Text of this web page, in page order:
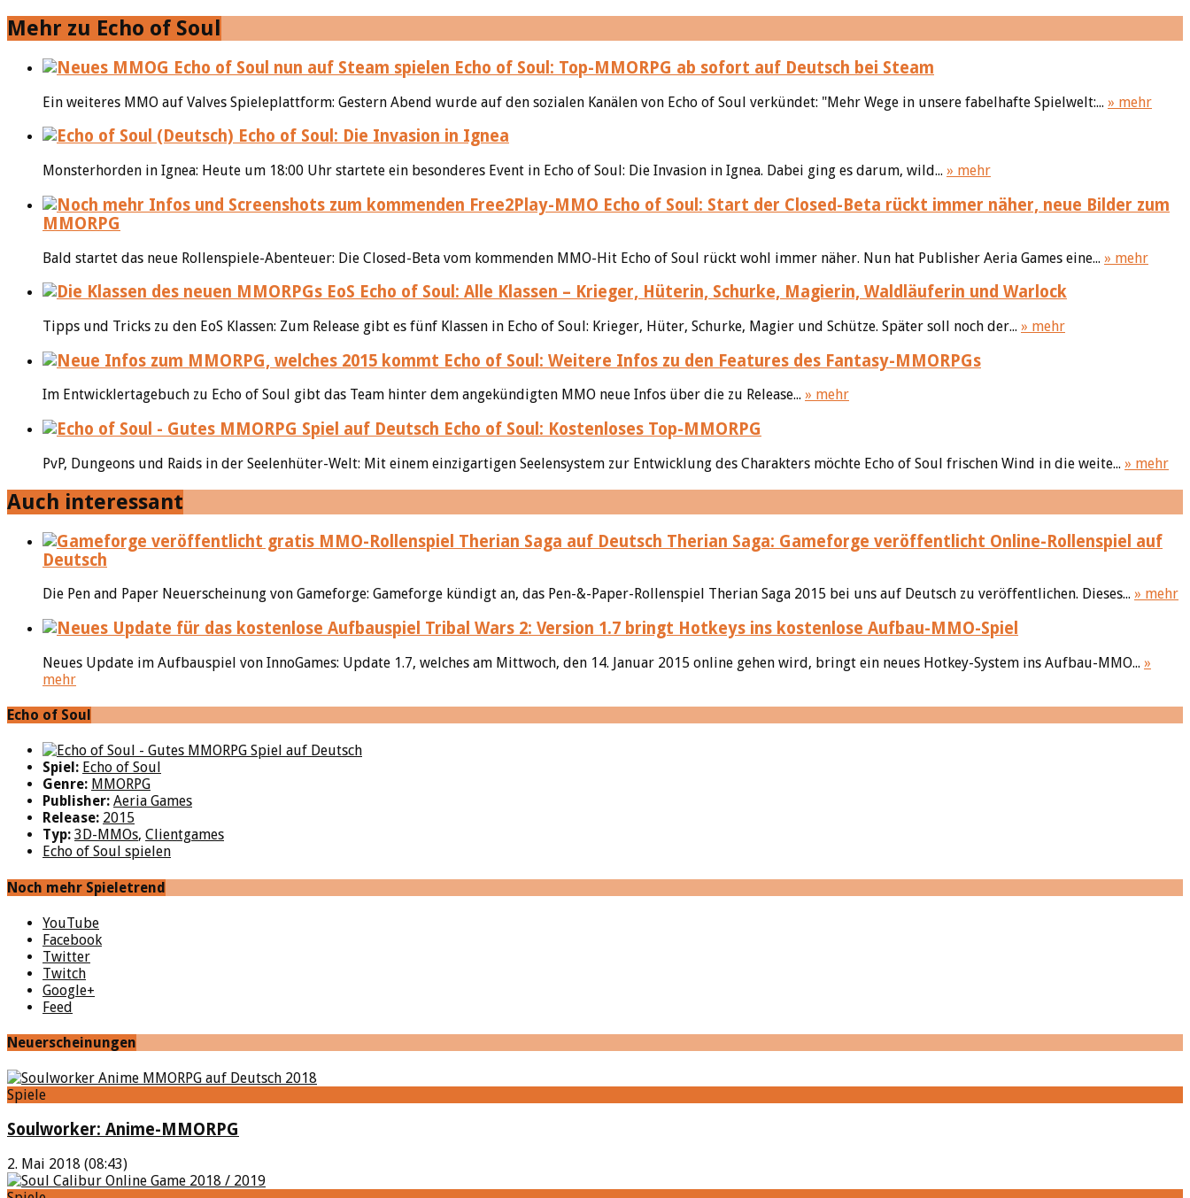
Mehr zu Echo of Soul
Echo of Soul: Top-MMORPG ab sofort auf Deutsch bei Steam
Ein weiteres MMO auf Valves Spieleplattform: Gestern Abend wurde auf den sozialen Kanälen von Echo of Soul verkündet: "Mehr Wege in unsere fabelhafte Spielwelt:... » mehr
Echo of Soul: Die Invasion in Ignea
Monsterhorden in Ignea: Heute um 18:00 Uhr startete ein besonderes Event in Echo of Soul: Die Invasion in Ignea. Dabei ging es darum, wild... » mehr
Echo of Soul: Start der Closed-Beta rückt immer näher, neue Bilder zum
MMORPG
Bald startet das neue Rollenspiele-Abenteuer: Die Closed-Beta vom kommenden MMO-Hit Echo of Soul rückt wohl immer näher. Nun hat Publisher Aeria Games eine... » mehr
Echo of Soul: Alle Klassen – Krieger, Hüterin, Schurke, Magierin, Waldläuferin und Warlock
Tipps und Tricks zu den EoS Klassen: Zum Release gibt es fünf Klassen in Echo of Soul: Krieger, Hüter, Schurke, Magier und Schütze. Später soll noch der... » mehr
Echo of Soul: Weitere Infos zu den Features des Fantasy-MMORPGs
Im Entwicklertagebuch zu Echo of Soul gibt das Team hinter dem angekündigten MMO neue Infos über die zu Release... » mehr
Echo of Soul: Kostenloses Top-MMORPG
PvP, Dungeons und Raids in der Seelenhüter-Welt: Mit einem einzigartigen Seelensystem zur Entwicklung des Charakters möchte Echo of Soul frischen Wind in die weite... » mehr
Auch interessant
Therian Saga: Gameforge veröffentlicht Online-Rollenspiel auf
Deutsch
Die Pen and Paper Neuerscheinung von Gameforge: Gameforge kündigt an, das Pen-&-Paper-Rollenspiel Therian Saga 2015 bei uns auf Deutsch zu veröffentlichen. Dieses... » mehr
Tribal Wars 2: Version 1.7 bringt Hotkeys ins kostenlose Aufbau-MMO-Spiel
Neues Update im Aufbauspiel von InnoGames: Update 1.7, welches am Mittwoch, den 14. Januar 2015 online gehen wird, bringt ein neues Hotkey-System ins Aufbau-MMO... »
mehr
Echo of Soul
Spiel: Echo of Soul
Genre: MMORPG
Publisher: Aeria Games
Release: 2015
Typ: 3D-MMOs, Clientgames
Echo of Soul spielen
Noch mehr Spieletrend
YouTube
Facebook
Twitter
Twitch
Google+
Feed
Neuerscheinungen
Spiele
Soulworker: Anime-MMORPG
2. Mai 2018 (08:43)